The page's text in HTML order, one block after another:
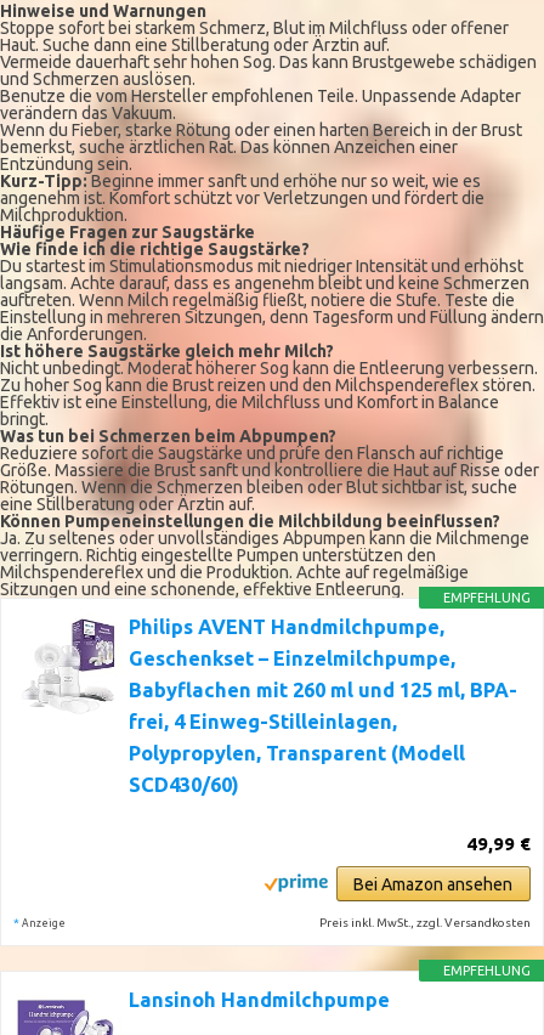
Hinweise und Warnungen
Stoppe sofort bei starkem Schmerz, Blut im Milchfluss oder offener
Haut. Suche dann eine Stillberatung oder Ärztin auf.
Vermeide dauerhaft sehr hohen Sog. Das kann Brustgewebe schädigen
und Schmerzen auslösen.
Benutze die vom Hersteller empfohlenen Teile. Unpassende Adapter
verändern das Vakuum.
Wenn du Fieber, starke Rötung oder einen harten Bereich in der Brust
bemerkst, suche ärztlichen Rat. Das können Anzeichen einer
Entzündung sein.
Kurz-Tipp: Beginne immer sanft und erhöhe nur so weit, wie es
angenehm ist. Komfort schützt vor Verletzungen und fördert die
Milchproduktion.
Häufige Fragen zur Saugstärke
Wie finde ich die richtige Saugstärke?
Du startest im Stimulationsmodus mit niedriger Intensität und erhöhst
langsam. Achte darauf, dass es angenehm bleibt und keine Schmerzen
auftreten. Wenn Milch regelmäßig fließt, notiere die Stufe. Teste die
Einstellung in mehreren Sitzungen, denn Tagesform und Füllung ändern
die Anforderungen.
Ist höhere Saugstärke gleich mehr Milch?
Nicht unbedingt. Moderat höherer Sog kann die Entleerung verbessern.
Zu hoher Sog kann die Brust reizen und den Milchspendereflex stören.
Effektiv ist eine Einstellung, die Milchfluss und Komfort in Balance
bringt.
Was tun bei Schmerzen beim Abpumpen?
Reduziere sofort die Saugstärke und prüfe den Flansch auf richtige
Größe. Massiere die Brust sanft und kontrolliere die Haut auf Risse oder
Rötungen. Wenn die Schmerzen bleiben oder Blut sichtbar ist, suche
eine Stillberatung oder Ärztin auf.
Können Pumpeneinstellungen die Milchbildung beeinflussen?
Ja. Zu seltenes oder unvollständiges Abpumpen kann die Milchmenge
verringern. Richtig eingestellte Pumpen unterstützen den
Milchspendereflex und die Produktion. Achte auf regelmäßige
Sitzungen und eine schonende, effektive Entleerung.
EMPFEHLUNG
Philips AVENT Handmilchpumpe,
Geschenkset – Einzelmilchpumpe,
Babyflachen mit 260 ml und 125 ml, BPA-
frei, 4 Einweg-Stilleinlagen,
Polypropylen, Transparent (Modell
SCD430/60)
49,99 €
Bei Amazon ansehen
* Anzeige Preis inkl. MwSt., zzgl. Versandkosten
EMPFEHLUNG
Lansinoh Handmilchpumpe